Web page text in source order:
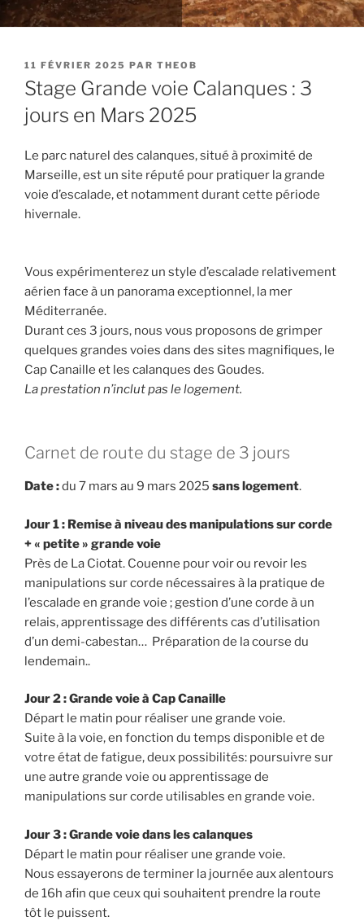
PUBLIÉ
LE
11 FÉVRIER 2025 PAR THEOB
Stage Grande voie Calanques : 3
jours en Mars 2025
Le parc naturel des calanques, situé à proximité de
Marseille, est un site réputé pour pratiquer la grande
voie d’escalade, et notamment durant cette période
hivernale.
Vous expérimenterez un style d’escalade relativement
aérien face à un panorama exceptionnel, la mer
Méditerranée.
Durant ces 3 jours, nous vous proposons de grimper
quelques grandes voies dans des sites magnifiques, le
Cap Canaille et les calanques des Goudes.
La prestation n’inclut pas le logement.
Carnet de route du stage de 3 jours
Date :du 7 mars au 9 mars 2025 sans logement.
Jour 1 : Remise à niveau des manipulations sur corde
+ « petite » grande voie
Près de La Ciotat. Couenne pour voir ou revoir les
manipulations sur corde nécessaires à la pratique de
l’escalade en grande voie ; gestion d’une corde à un
relais, apprentissage des différents cas d’utilisation
d’un demi-cabestan… Préparation de la course du
lendemain..
Jour 2 : Grande voie à Cap Canaille
Départ le matin pour réaliser une grande voie.
Suite à la voie, en fonction du temps disponible et de
votre état de fatigue, deux possibilités: poursuivre sur
une autre grande voie ou apprentissage de
manipulations sur corde utilisables en grande voie.
Jour 3 : Grande voie dans les calanques
Départ le matin pour réaliser une grande voie.
Nous essayerons de terminer la journée aux alentours
de 16h afin que ceux qui souhaitent prendre la route
tôt le puissent.